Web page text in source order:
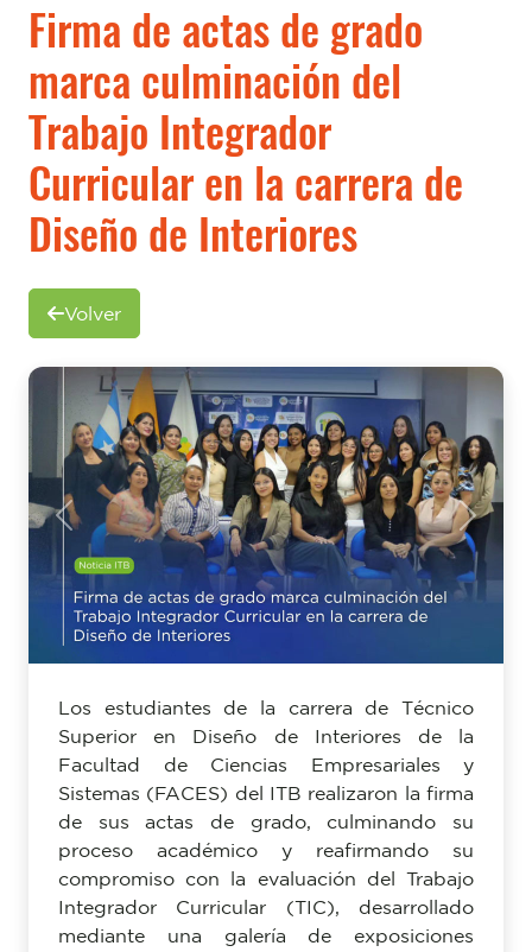
Firma de actas de grado
marca culminación del
Trabajo Integrador
Curricular en la carrera de
Diseño de Interiores
Volver
Previous Next
Los estudiantes de la carrera de Técnico
Superior en Diseño de Interiores de la
Facultad de Ciencias Empresariales y
Sistemas (FACES) del ITB realizaron la firma
de sus actas de grado, culminando su
proceso académico y reafirmando su
compromiso con la evaluación del Trabajo
Integrador Curricular (TIC), desarrollado
mediante una galería de exposiciones